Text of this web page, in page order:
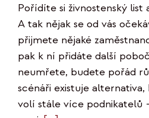
Pořídíte si živnostenský list
A tak nějak se od vás
přijmete nějaké
pak k ní přidáte další
neumřete, budete pořád
scénáři existuje
volí stále více podnikatelů